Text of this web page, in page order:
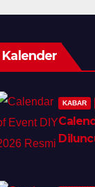
Kalender
KABAR